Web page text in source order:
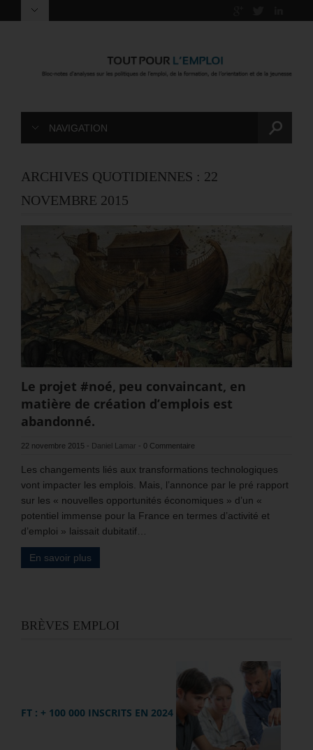
NAVIGATION
ARCHIVES QUOTIDIENNES : 22
NOVEMBRE 2015
Le projet #noé, peu convaincant, en
matière de création d’emplois est
abandonné.
22 novembre 2015 - Daniel Lamar - 0 Commentaire
Les changements liés aux transformations technologiques
vont impacter les emplois. Mais, l’annonce par le pré rapport
sur les « nouvelles opportunités économiques » d’un «
potentiel immense pour la France en termes d’activité et
d’emploi » laissait dubitatif…
En savoir plus
BRÈVES EMPLOI
FT : + 100 000 INSCRITS EN 2024